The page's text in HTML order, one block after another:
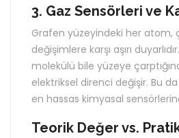
3. Gaz Sensörleri ve
Grafen yüzeyindeki her atom,
değişimlere karşı aşırı
molekülü bile yüzeye
elektriksel direnci değişir. Bu
en hassas kimyasal
Teorik Değer vs.